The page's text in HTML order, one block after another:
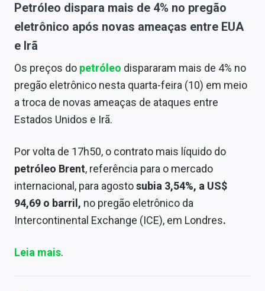
Petróleo dispara mais de 4% no pregão
eletrônico após novas ameaças entre EUA
e Irã
Os preços do petróleo dispararam mais de 4% no
pregão eletrônico nesta quarta-feira (10) em meio
a troca de novas ameaças de ataques entre
Estados Unidos e Irã.
Por volta de 17h50, o contrato mais líquido do
petróleo Brent, referência para o mercado
internacional, para agostosubia 3,54%, a US$
94,69 o barril, no pregão eletrônico da
Intercontinental Exchange (ICE), em Londres.
Leia mais.